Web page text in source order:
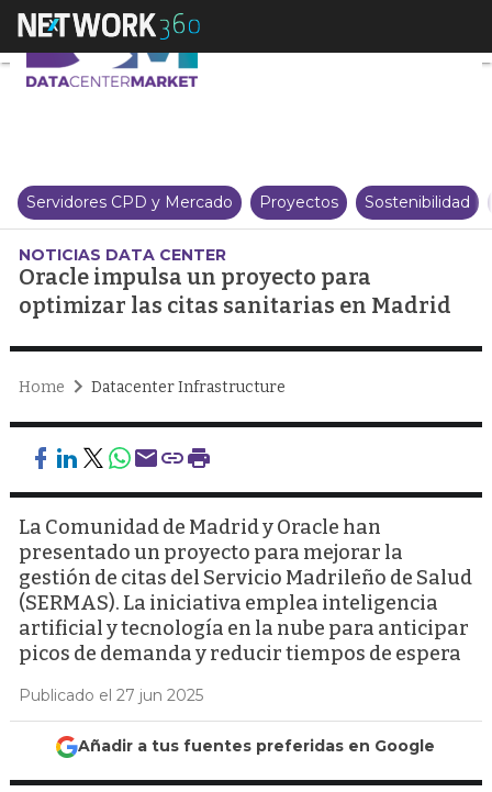
Oracle impulsa un proyecto
Servidores CPD y Mercado Proyectos Sostenibilidad
NOTICIAS DATA CENTER
Oracle impulsa un proyecto para
optimizar las citas sanitarias en Madrid
Home Datacenter Infrastructure
La Comunidad de Madrid y Oracle han
presentado un proyecto para mejorar la
gestión de citas del Servicio Madrileño de Salud
(SERMAS). La iniciativa emplea inteligencia
artificial y tecnología en la nube para anticipar
picos de demanda y reducir tiempos de espera
Publicado el 27 jun 2025
Añadir a tus fuentes preferidas en Google